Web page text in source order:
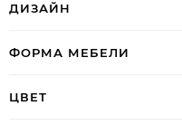
ДИЗАЙН
ФОРМА МЕБЕЛИ
ЦВЕТ